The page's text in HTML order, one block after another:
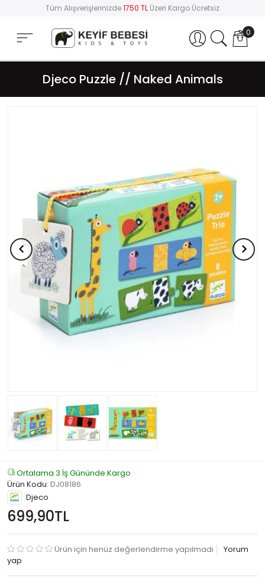
Tüm Alışverişlerinizde1750 TL Üzeri Kargo Ücretsiz
Hesabım 0
Djeco Puzzle // Naked Animals
Ortalama 3 İş Gününde Kargo
Ürün Kodu: DJ08186
Djeco
699,90TL
Ürün için henüz değerlendirme yapılmadı
Yorum
yap